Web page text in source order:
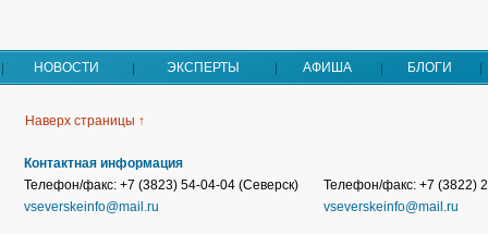
НОВОСТИ ЭКСПЕРТЫ АФИША БЛОГИ
Наверх страницы ↑
Контактная информация
Телефон/факс: +7 (3823) 54-04-04 (Северск)
vseverskeinfo@mail.ru
Телефон/факс: +7 (3822)
vseverskeinfo@mail.ru